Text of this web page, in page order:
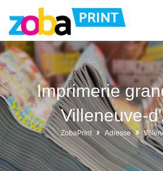
Imprimerie
Villeneuve-
ZobaPrint Adresse